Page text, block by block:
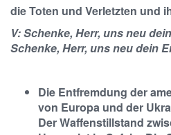
die Toten und Verletzten und
V: Schenke, Herr, uns neu
Schenke, Herr, uns neu dein
Die Entfremdung der
von Europa und der
Der Waffenstillstand